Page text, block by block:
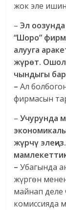
жок эле
–Эл
“Шоро”
алууга
жүрөт. Ошол
чындыгы
–Ал
фирмасын
–Учурунда
жүрчү
–Убагында
жүргөн
майнап
комиссияда